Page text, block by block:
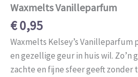
Waxmelts Vanilleparfum
€0,95
Waxmelts Kelsey’s Vanilleparfum
en gezellige geur in huis wil. Zo’n
zachte en fijne sfeer geeft zonder